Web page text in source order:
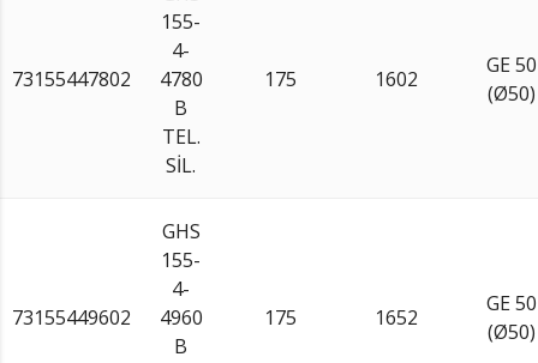
73155447802
155-
4-
4780
B
TEL.
SİL.
175 1602
GE 50
(Ø50)
73155449602
GHS
155-
4-
4960
B
175 1652
GE 50
(Ø50)